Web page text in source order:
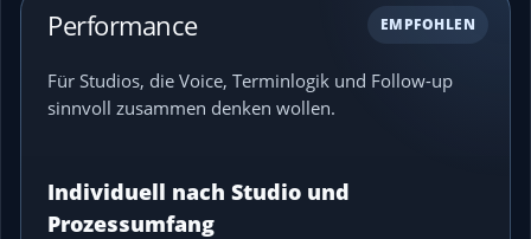
EMPFOHLEN
Performance
Für Studios, die Voice, Terminlogik und Follow-up
sinnvoll zusammen denken wollen.
Individuell nach Studio und
Prozessumfang